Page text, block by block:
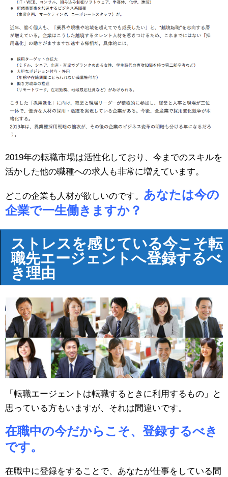
2019年の転職市場は活性化しており、今までのスキルを
活かした他の職種への求人も非常に増えています。
どこの企業も人材が欲しいのです。 あなたは今の
企業で一生働きますか？
ストレスを感じている今こそ転
職先エージェントへ登録するべ
き理由
「転職エージェントは転職するときに利用するもの」と
思っている方もいますが、それは間違いです。
在職中の今だからこそ、登録するべき
です。
在職中に登録をすることで、あなたが仕事をしている間